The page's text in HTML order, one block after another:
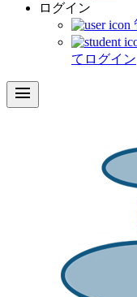
ログイン
てログイン
menu